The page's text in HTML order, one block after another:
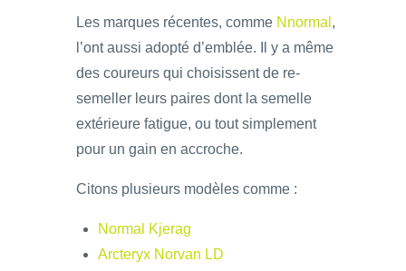
Les marques récentes, comme Nnormal ,
l’ont aussi adopté d’emblée. Il y a même
des coureurs qui choisissent de re-
semeller leurs paires dont la semelle
extérieure fatigue, ou tout simplement
pour un gain en accroche.
Citons plusieurs modèles comme :
Normal Kjerag
Arcteryx Norvan LD